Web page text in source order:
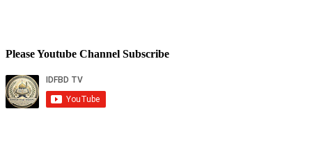
Please Youtube Channel Subscribe